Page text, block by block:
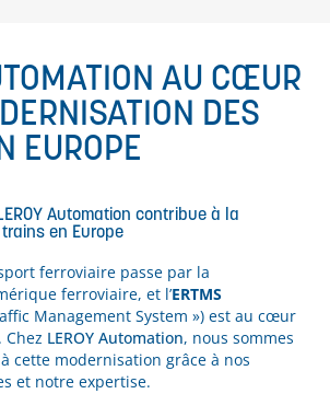
AU CŒUR
DES
EUROPE
Automation contribue à la
en Europe
ferroviaire passe par la
ferroviaire, et l’ERTMS
Management System ») est au cœur
LEROY Automation, nous sommes
cette modernisation grâce à nos
et notre expertise.